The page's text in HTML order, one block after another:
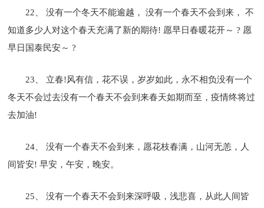
22、 没有一个冬天不能逾越， 没有一个春天不会到来， 不
知道多少人对这个春天充满了新的期待! 愿早日春暖花开～ ? 愿
早日国泰民安～ ?
23、 立春!风有信，花不误，岁岁如此，永不相负没有一个
冬天不会过去没有一个春天不会到来春天如期而至，疫情终将过
去加油!
24、 没有一个春天不会到来，愿花枝春满，山河无恙，人
间皆安! 早安，午安，晚安。
25、 没有一个春天不会到来深呼吸，浅悲喜，从此人间皆